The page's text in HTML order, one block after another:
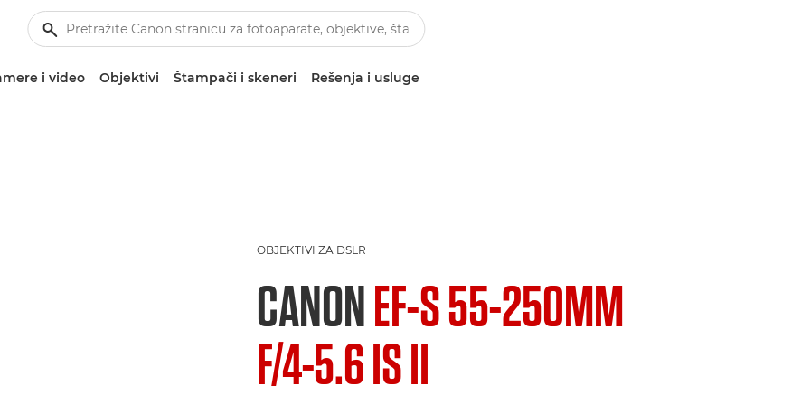
i video Objektivi Štampači i skeneri Rešenja i usluge
OBJEKTIVI ZA DSLR
CANONEF-S 55-250MM
F/4-5.6 IS II